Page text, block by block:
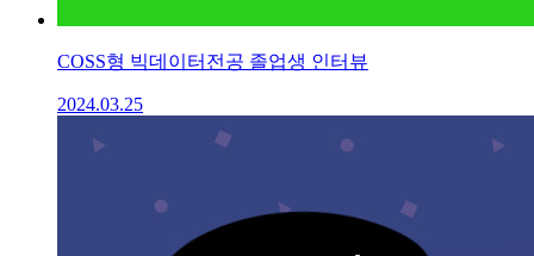
COSS형 빅데이터전공 졸업생 인터뷰
2024.03.25